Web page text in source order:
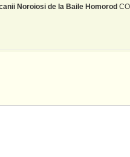
Noroiosi de la Baile Homorod